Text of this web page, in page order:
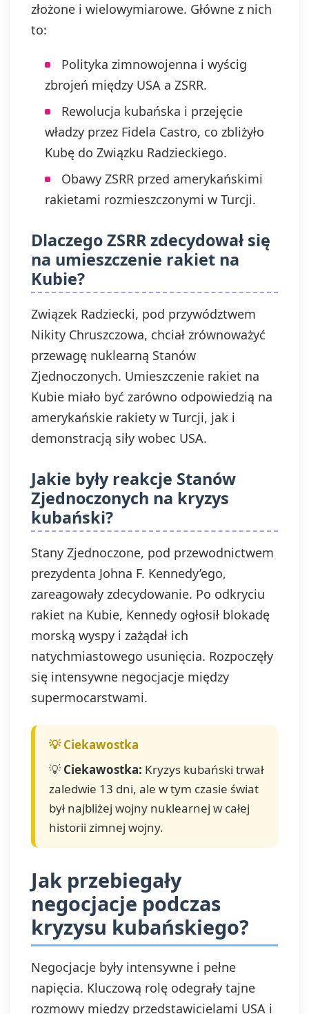
złożone i wielowymiarowe. Główne z nich
to:
Polityka zimnowojenna i wyścig
zbrojeń między USA a ZSRR.
Rewolucja kubańska i przejęcie
władzy przez Fidela Castro, co zbliżyło
Kubę do Związku Radzieckiego.
Obawy ZSRR przed amerykańskimi
rakietami rozmieszczonymi w Turcji.
Dlaczego ZSRR zdecydował się
na umieszczenie rakiet na
Kubie?
Związek Radziecki, pod przywództwem
Nikity Chruszczowa, chciał zrównoważyć
przewagę nuklearną Stanów
Zjednoczonych. Umieszczenie rakiet na
Kubie miało być zarówno odpowiedzią na
amerykańskie rakiety w Turcji, jak i
demonstracją siły wobec USA.
Jakie były reakcje Stanów
Zjednoczonych na kryzys
kubański?
Stany Zjednoczone, pod przewodnictwem
prezydenta Johna F. Kennedy’ego,
zareagowały zdecydowanie. Po odkryciu
rakiet na Kubie, Kennedy ogłosił blokadę
morską wyspy i zażądał ich
natychmiastowego usunięcia. Rozpoczęły
się intensywne negocjacje między
supermocarstwami.
💡 Ciekawostka: Kryzys kubański trwał
zaledwie 13 dni, ale w tym czasie świat
był najbliżej wojny nuklearnej w całej
historii zimnej wojny.
Jak przebiegały
negocjacje podczas
kryzysu kubańskiego?
Negocjacje były intensywne i pełne
napięcia. Kluczową rolę odegrały tajne
rozmowy między przedstawicielami USA i